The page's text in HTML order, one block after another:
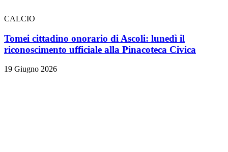
CALCIO
Tomei cittadino onorario di Ascoli: lunedì il
riconoscimento ufficiale alla Pinacoteca Civica
19 Giugno 2026